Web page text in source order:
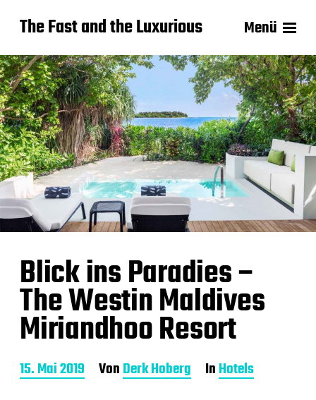
The Fast and the Luxurious Menü
Blick ins Paradies –
The Westin Maldives
Miriandhoo Resort
B
e
15. Mai 2019 VonDerk Hoberg InHotels